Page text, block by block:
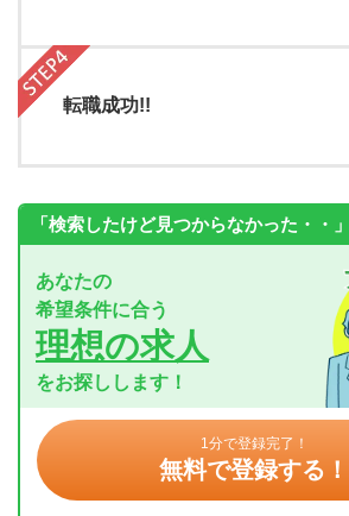
転職成功!!
「検索したけど見つからなかった・・」
あなたの
希望条件に合う
理想の求人
をお探しします！
1分で登録完了！
無料で登録する！